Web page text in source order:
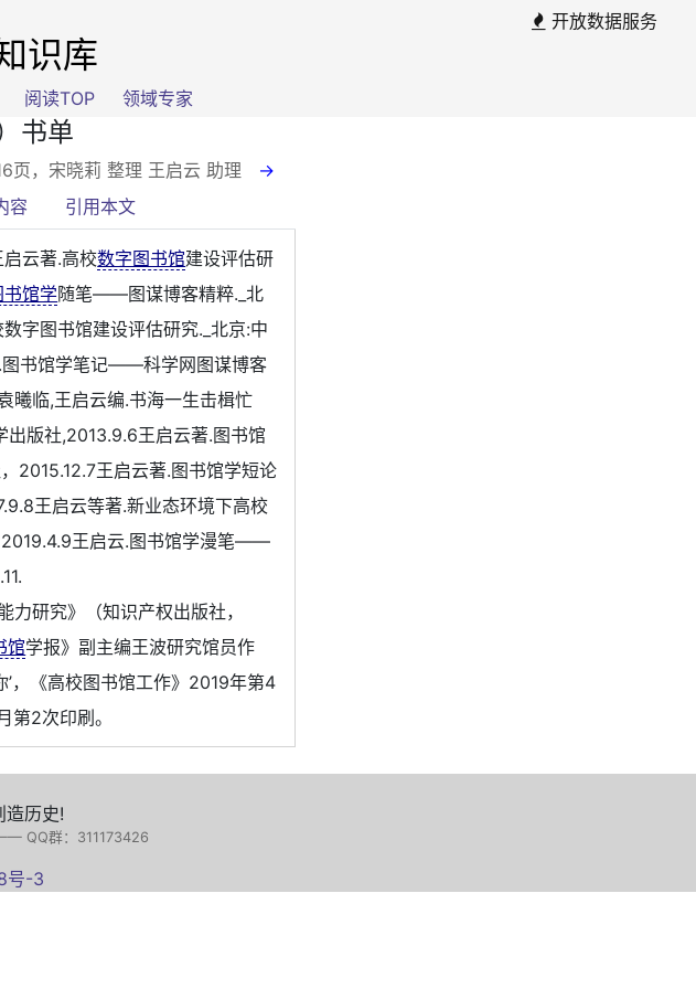
开放数据服务
识库
阅读TOP 领域专家
书单
页 ，宋晓莉 整理 王启云 助理 →
容 引用本文
云著.高校数字图书馆建设评估研
书馆学随笔——图谋博客精粹._北
字图书馆建设评估研究._北京:中
图书馆学笔记——科学网图谋博客
曦临,王启云编.书海一生击楫忙
出版社,2013.9.6王启云著.图书馆
2015.12.7王启云著.图书馆学短论
王启云等著.新业态环境下高校
2019.4.9王启云.图书馆学漫笔——
力研究》（知识产权出版社，
馆学报》副主编王波研究馆员作
’，《高校图书馆工作》2019年第4
2次印刷。
造历史!
QQ群：311173426
号-3